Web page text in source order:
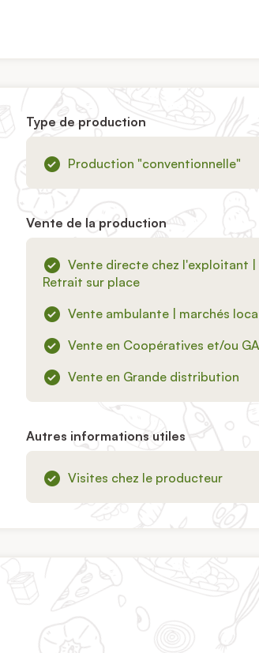
Type de production
Production "conventionnelle"
Vente de la production
Vente directe chez l'exploitant |
Retrait sur place
Vente ambulante | marchés
Vente en Coopératives et/ou
Vente en Grande distribution
Autres informations utiles
Visites chez le producteur